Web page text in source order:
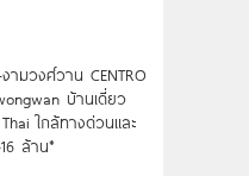
ามวงศ์วาน CENTRO
บ้านเดี่ยว
ใกล้ทางด่วนและ
ล้าน*